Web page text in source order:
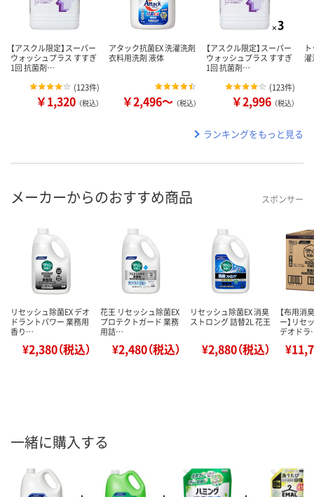
【アスクル限定】スーパー
ウォッシュプラス すすぎ
1回 抗菌剤…
(123件)
￥1,320 （税込）
アタック抗菌EX 洗濯洗剤
衣料用洗剤 液体
￥2,496～ （税込）
【アスクル限定】スーパー
ウォッシュプラス すすぎ
1回 抗菌剤…
(123件)
￥2,996 （税込）
濯
ランキングをもっと見る
メーカーからのおすすめ商品 スポンサー
リセッシュ除菌EX デオ
ドラントパワー 業務用
香り…
¥2,380（税込）
花王 リセッシュ除菌EX
プロテクトガード 業務
用詰…
¥2,480（税込）
リセッシュ除菌EX 消臭
ストロング 詰替2L 花王
¥2,880（税込）
【布用消
ー】リセ
デオド
一緒に購入する